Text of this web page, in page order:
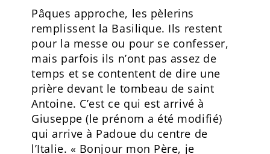
Pâques approche, les pèlerins
remplissent la Basilique. Ils restent
pour la messe ou pour se confesser,
mais parfois ils n’ont pas assez de
temps et se contentent de dire une
prière devant le tombeau de saint
Antoine. C’est ce qui est arrivé à
Giuseppe (le prénom a été modifié)
qui arrive à Padoue du centre de
l’Italie. « Bonjour mon Père, je